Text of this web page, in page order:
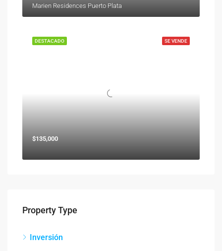
Marien Residences Puerto Plata
SE VENDE
DESTACADO
$135,000
Property Type
Inversión